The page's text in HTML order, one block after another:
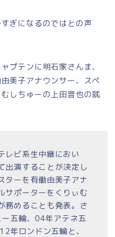
ぎになるのではとの声
プテンに明石家さんま、
美子アナウンサー、スペ
しちゅーの上田晋也の就
レビ系生中継におい
出演することが決定し
ターを有働由美子アナ
サポーターをくりぃむ
務めることも発表。さ
五輪、04年アテネ五
年ロンドン五輪と、